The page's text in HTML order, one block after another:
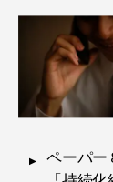
ペーパー